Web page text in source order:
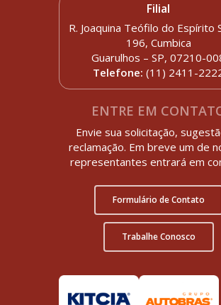
Filial
R. Joaquina Teófilo do Espírito
196, Cumbica
Guarulhos – SP, 07210-
Telefone: (11) 2411-
ENTRE EM
Envie sua solicitação,
reclamação. Em breve um de
representantes entrará em
Formulário de Contato
Trabalhe Conosco